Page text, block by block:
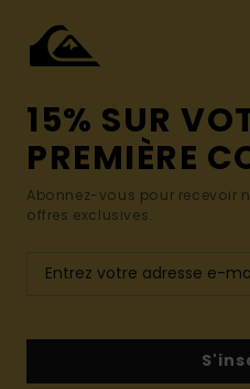
15% SUR
PREMIÈRE
Abonnez-vous pour recevoir
offres exclusives.